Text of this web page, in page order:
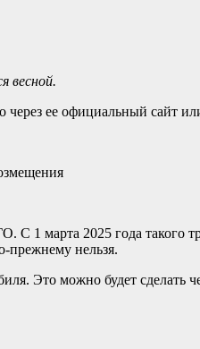
весной.
через ее официальный сайт
С 1 марта 2025 года такого
прежнему нельзя.
Это можно будет сделать